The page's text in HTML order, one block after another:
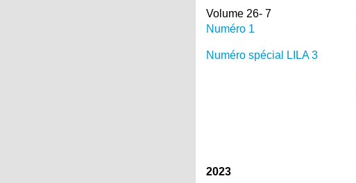
Volume 26- 7
Numéro 1
Numéro spécial LILA 3
2023